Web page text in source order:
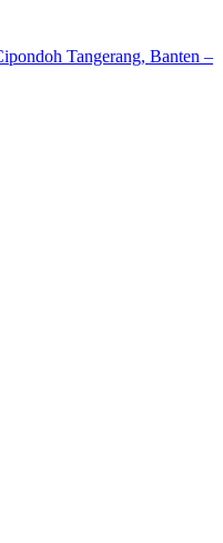
Tangerang, Banten –